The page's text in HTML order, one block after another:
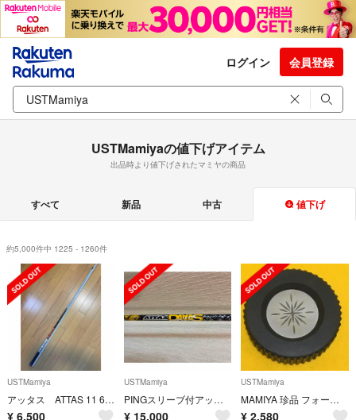
ログイン 会員登録
USTMamiyaの値下げアイテム
出品時より値下げされたマミヤの商品
すべて 新品 中古 値下げ
約5,000件中 1225 - 1260件
USTMamiya
アッタス ATTAS 11 6S シャフト単品
¥ 6,500
USTMamiya
PINGスリーブ付アッタスダース5S
¥ 15,000
USTMamiya
MAMIYA 珍品 フォーカシング 拡張ノブ Φ35mmダイヤル
¥ 2,580